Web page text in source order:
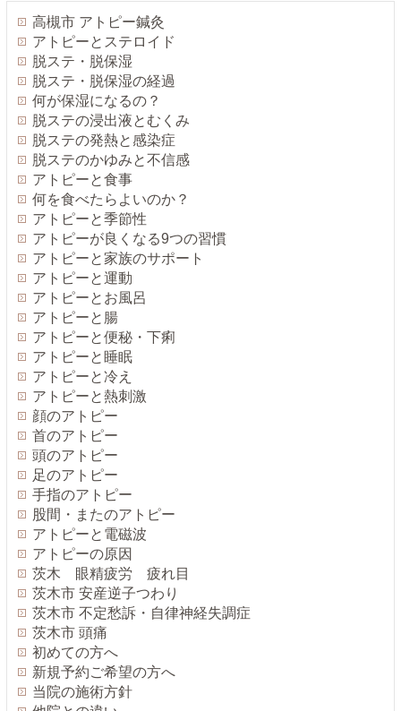
高槻市 アトピー鍼灸
アトピーとステロイド
脱ステ・脱保湿
脱ステ・脱保湿の経過
何が保湿になるの？
脱ステの浸出液とむくみ
脱ステの発熱と感染症
脱ステのかゆみと不信感
アトピーと食事
何を食べたらよいのか？
アトピーと季節性
アトピーが良くなる9つの習慣
アトピーと家族のサポート
アトピーと運動
アトピーとお風呂
アトピーと腸
アトピーと便秘・下痢
アトピーと睡眠
アトピーと冷え
アトピーと熱刺激
顔のアトピー
首のアトピー
頭のアトピー
足のアトピー
手指のアトピー
股間・またのアトピー
アトピーと電磁波
アトピーの原因
茨木 眼精疲労 疲れ目
茨木市 安産逆子つわり
茨木市 不定愁訴・自律神経失調症
茨木市 頭痛
初めての方へ
新規予約ご希望の方へ
当院の施術方針